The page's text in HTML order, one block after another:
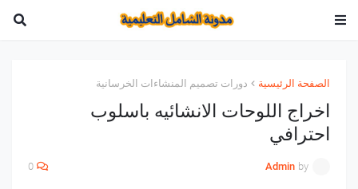
الصفحة الرئيسية دورات تصميم المنشاءات الخرسانية
اخراج اللوحات الانشائيه باسلوب
احترافي
by
Admin
0